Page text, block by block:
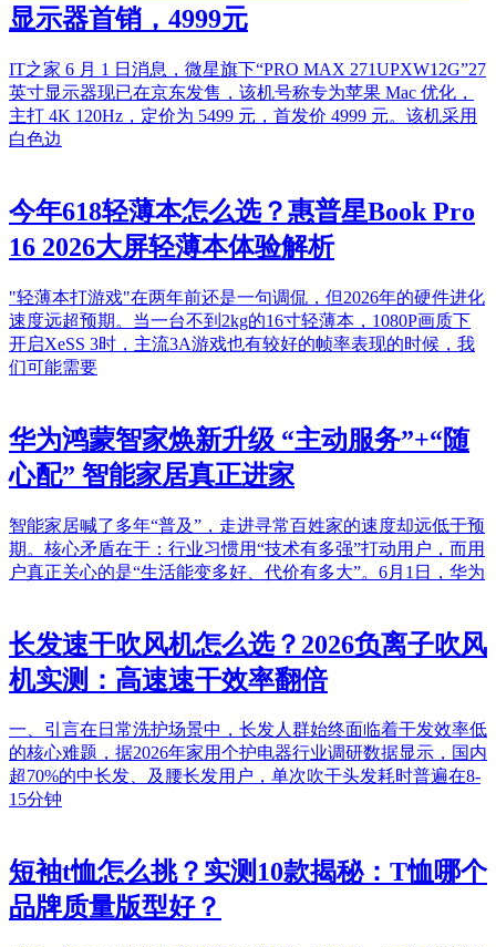
显示器首销，4999元
IT之家 6 月 1 日消息，微星旗下“PRO MAX 271UPXW12G”27
英寸显示器现已在京东发售，该机号称专为苹果 Mac 优化，
主打 4K 120Hz，定价为 5499 元，首发价 4999 元。该机采用
白色边
今年618轻薄本怎么选？惠普星Book Pro
16 2026大屏轻薄本体验解析
"轻薄本打游戏"在两年前还是一句调侃，但2026年的硬件进化
速度远超预期。当一台不到2kg的16寸轻薄本，1080P画质下
开启XeSS 3时，主流3A游戏也有较好的帧率表现的时候，我
们可能需要
华为鸿蒙智家焕新升级 “主动服务”+“随
心配” 智能家居真正进家
智能家居喊了多年“普及”，走进寻常百姓家的速度却远低于预
期。核心矛盾在于：行业习惯用“技术有多强”打动用户，而用
户真正关心的是“生活能变多好、代价有多大”。6月1日，华为
长发速干吹风机怎么选？2026负离子吹风
机实测：高速速干效率翻倍
一、引言在日常洗护场景中，长发人群始终面临着干发效率低
的核心难题，据2026年家用个护电器行业调研数据显示，国内
超70%的中长发、及腰长发用户，单次吹干头发耗时普遍在8-
15分钟
短袖t恤怎么挑？实测10款揭秘：T恤哪个
品牌质量版型好？